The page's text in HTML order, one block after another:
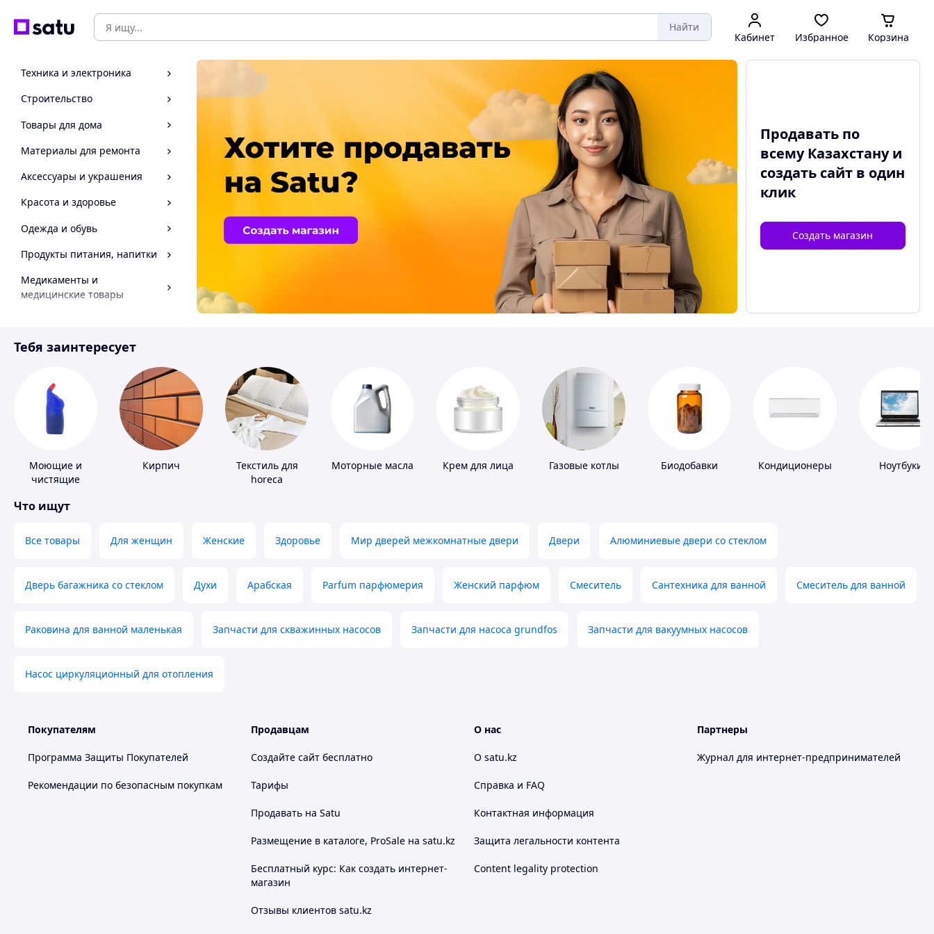
Найти
Кабинет Избранное Корзина
Техника и электроника
Строительство
Товары для дома
Материалы для ремонта
Аксессуары и украшения
Красота и здоровье
Одежда и обувь
Продукты питания, напитки
Медикаменты и
медицинские товары
Инструмент
Продавать по
всему Казахстану и
создать сайтв один
клик
Создать магазин
Тебя заинтересует
Моющие и
чистящие
Кирпич
Текстиль для
horeca
Моторные масла Крем для лица Газовые котлы Биодобавки Кондиционеры Ноутбуки
Что ищут
Все товары Для женщин Женские Здоровье Мир дверей межкомнатные двери Двери Алюминиевые двери со стеклом
Дверь багажника со стеклом Духи Арабская Parfum парфюмерия Женский парфюм Смеситель Сантехника для ванной Смеситель для ванной
Раковина для ванной маленькая Запчасти для скважинных насосов Запчасти для насоса grundfos Запчасти для вакуумных насосов
Насос циркуляционный для отопления
Покупателям
Программа Защиты Покупателей
Рекомендации по безопасным покупкам
Продавцам
Создайте сайт бесплатно
Тарифы
Продавать на Satu
Размещение в каталоге, ProSale на satu.kz
Бесплатный курс: Как создать интернет-
магазин
Отзывы клиентов satu.kz
О нас
О satu.kz
Справка и FAQ
Контактная информация
Защита легальности контента
Content legality protection
Партнеры
Журнал для интернет-предпринимателей